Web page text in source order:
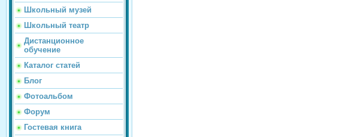
Школьный музей
Школьный театр
Дистанционное
обучение
Каталог статей
Блог
Фотоальбом
Форум
Гостевая книга